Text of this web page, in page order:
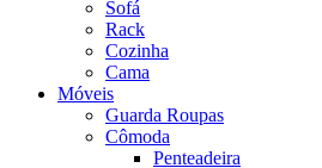
Sofá
Rack
Cozinha
Cama
Móveis
Guarda Roupas
Cômoda
Penteadeira